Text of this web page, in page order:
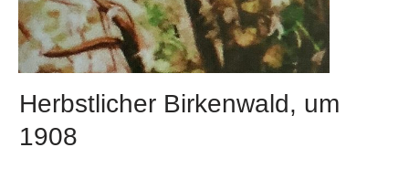
Herbstlicher Birkenwald, um
1908